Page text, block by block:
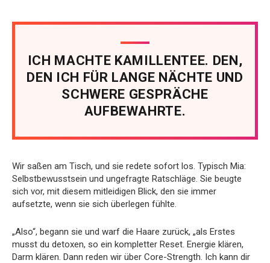
ICH MACHTE KAMILLENTEE. DEN,
DEN ICH FÜR LANGE NÄCHTE UND
SCHWERE GESPRÄCHE
AUFBEWAHRTE.
Wir saßen am Tisch, und sie redete sofort los. Typisch Mia:
Selbstbewusstsein und ungefragte Ratschläge. Sie beugte
sich vor, mit diesem mitleidigen Blick, den sie immer
aufsetzte, wenn sie sich überlegen fühlte.
„Also“, begann sie und warf die Haare zurück, „als Erstes
musst du detoxen, so ein kompletter Reset. Energie klären,
Darm klären. Dann reden wir über Core-Strength. Ich kann dir